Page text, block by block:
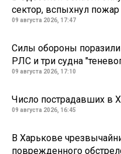
сектор, вспыхнул пожар
09 августа 2026, 17:47
Силы обороны
РЛС и три судна
09 августа 2026, 17:10
Число пострадавших в
09 августа 2026, 16:45
В Харькове
поврежденного